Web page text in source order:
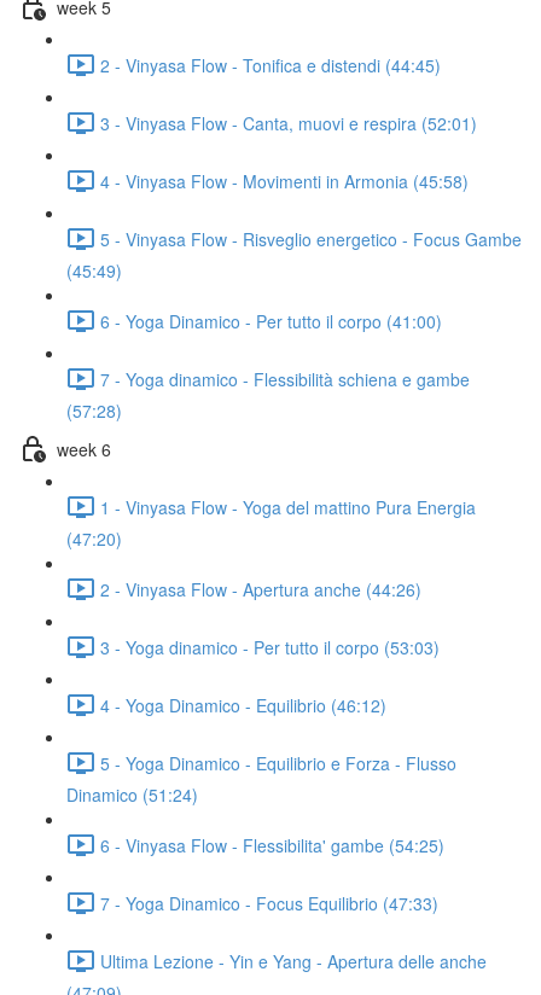
week 5
2 - Vinyasa Flow - Tonifica e distendi (44:45)
3 - Vinyasa Flow - Canta, muovi e respira (52:01)
4 - Vinyasa Flow - Movimenti in Armonia (45:58)
5 - Vinyasa Flow - Risveglio energetico - Focus Gambe
(45:49)
6 - Yoga Dinamico - Per tutto il corpo (41:00)
7 - Yoga dinamico - Flessibilità schiena e gambe
(57:28)
week 6
1 - Vinyasa Flow - Yoga del mattino Pura Energia
(47:20)
2 - Vinyasa Flow - Apertura anche (44:26)
3 - Yoga dinamico - Per tutto il corpo (53:03)
4 - Yoga Dinamico - Equilibrio (46:12)
5 - Yoga Dinamico - Equilibrio e Forza - Flusso
Dinamico (51:24)
6 - Vinyasa Flow - Flessibilita' gambe (54:25)
7 - Yoga Dinamico - Focus Equilibrio (47:33)
Ultima Lezione - Yin e Yang - Apertura delle anche